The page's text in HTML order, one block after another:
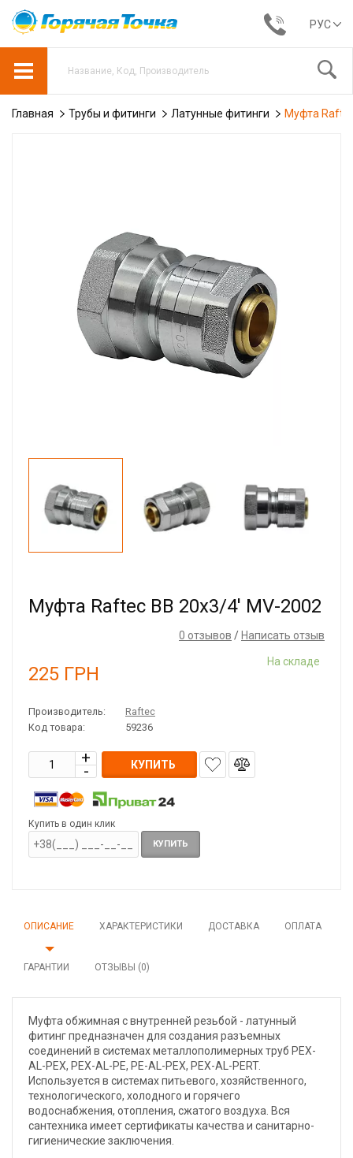
РУС
Главная Трубы и фитинги Латунные фитинги Муфта
Муфта Raftec ВВ 20x3/4' MV-2002
0 отзывов / Написать отзыв
225 ГРН
На складе
Производитель:
Raftec
Код товара:
59236
КУПИТЬ
Купить в один клик
КУПИТЬ
ОПИСАНИЕ ХАРАКТЕРИСТИКИ ДОСТАВКА ОПЛАТА
ГАРАНТИИ ОТЗЫВЫ (0)
Муфта обжимная с внутренней резьбой - латунный
фитинг предназначен для создания разъемных
соединений в системах металлополимерных труб PEX-
AL-PEX, PEX-AL-PE, PE-AL-PEX, PEX-AL-PERT.
Используется в системах питьевого, хозяйственного,
технологического, холодного и горячего
водоснабжения, отопления, сжатого воздуха. Вся
сантехника имеет сертификаты качества и санитарно-
гигиенические заключения.